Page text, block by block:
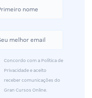
Concordo com a Política de
Privacidade e aceito
receber comunicações do
Gran Cursos Online.